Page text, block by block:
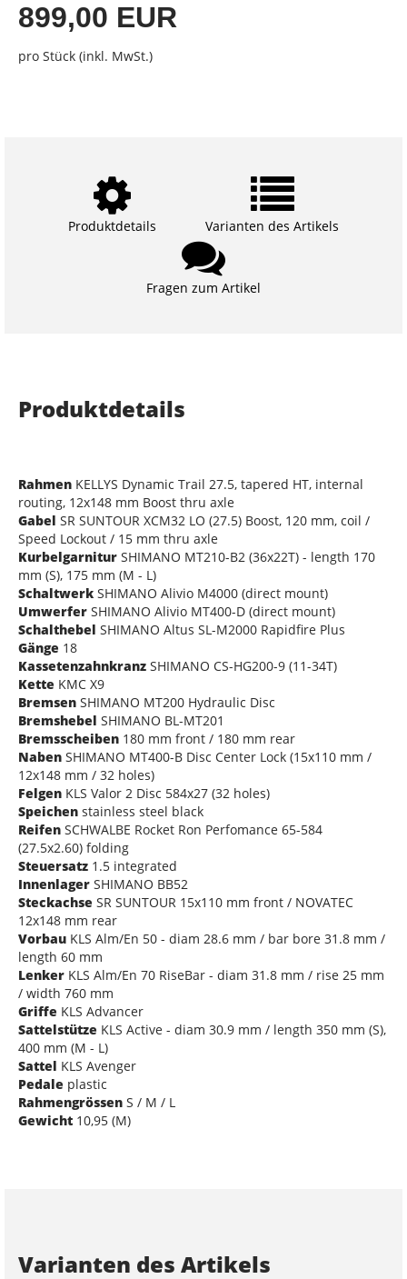
899,00 EUR
pro Stück (inkl. MwSt.)
Produktdetails Varianten des Artikels
Fragen zum Artikel
Produktdetails
Rahmen KELLYS Dynamic Trail 27.5, tapered HT, internal
routing, 12x148 mm Boost thru axle
Gabel SR SUNTOUR XCM32 LO (27.5) Boost, 120 mm, coil /
Speed Lockout / 15 mm thru axle
Kurbelgarnitur SHIMANO MT210-B2 (36x22T) - length 170
mm (S), 175 mm (M - L)
Schaltwerk SHIMANO Alivio M4000 (direct mount)
Umwerfer SHIMANO Alivio MT400-D (direct mount)
Schalthebel SHIMANO Altus SL-M2000 Rapidfire Plus
Gänge 18
Kassetenzahnkranz SHIMANO CS-HG200-9 (11-34T)
Kette KMC X9
Bremsen SHIMANO MT200 Hydraulic Disc
Bremshebel SHIMANO BL-MT201
Bremsscheiben 180 mm front / 180 mm rear
Naben SHIMANO MT400-B Disc Center Lock (15x110 mm /
12x148 mm / 32 holes)
Felgen KLS Valor 2 Disc 584x27 (32 holes)
Speichen stainless steel black
Reifen SCHWALBE Rocket Ron Perfomance 65-584
(27.5x2.60) folding
Steuersatz 1.5 integrated
Innenlager SHIMANO BB52
Steckachse SR SUNTOUR 15x110 mm front / NOVATEC
12x148 mm rear
Vorbau KLS Alm/En 50 - diam 28.6 mm / bar bore 31.8 mm /
length 60 mm
Lenker KLS Alm/En 70 RiseBar - diam 31.8 mm / rise 25 mm
/ width 760 mm
Griffe KLS Advancer
Sattelstütze KLS Active - diam 30.9 mm / length 350 mm (S),
400 mm (M - L)
Sattel KLS Avenger
Pedale plastic
Rahmengrössen S / M / L
Gewicht 10,95 (M)
Varianten des Artikels